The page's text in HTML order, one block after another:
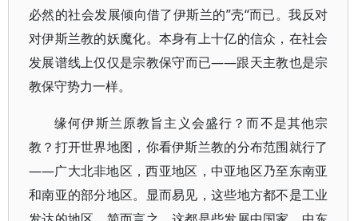
必然的社会发展倾向借了伊斯兰的”壳“而已。我反对
对伊斯兰教的妖魔化。本身有上十亿的信众，在社会
发展谱线上仅仅是宗教保守而已——跟天主教也是宗
教保守势力一样。
缘何伊斯兰原教旨主义会盛行？而不是其他宗
教？打开世界地图，你看伊斯兰教的分布范围就行了
——广大北非地区，西亚地区，中亚地区乃至东南亚
和南亚的部分地区。显而易见，这些地方都不是工业